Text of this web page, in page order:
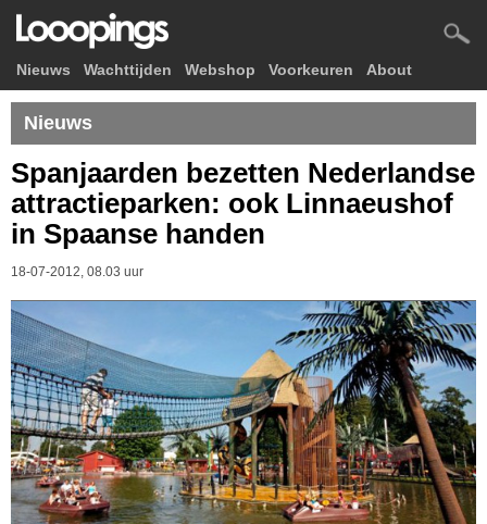
Nieuws Wachttijden Webshop Voorkeuren About
Nieuws
Spanjaarden bezetten Nederlandse
attractieparken: ook Linnaeushof
in Spaanse handen
18-07-2012, 08.03 uur